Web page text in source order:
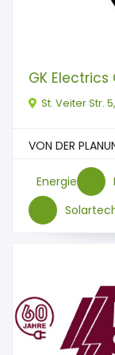
GK Electrics
St. Veiter Str.
VON DER
Energie